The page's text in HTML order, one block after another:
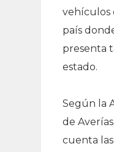
vehículos
país
presenta
estado.
Según la
de
cuenta